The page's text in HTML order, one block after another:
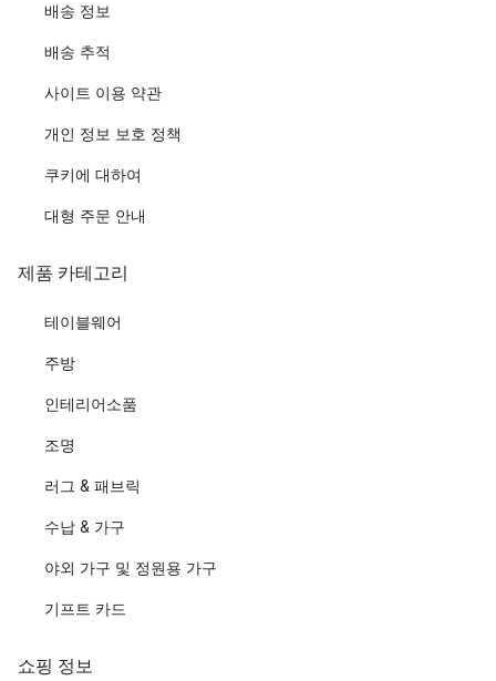
배송 정보
배송 추적
사이트 이용 약관
개인 정보 보호 정책
쿠키에 대하여
대형 주문 안내
제품 카테고리
테이블웨어
주방
인테리어소품
조명
러그 & 패브릭
수납 & 가구
야외 가구 및 정원용 가구
기프트 카드
쇼핑 정보